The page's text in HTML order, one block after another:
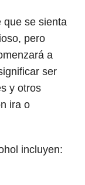
que se sienta
pero
a
ser
y otros
ira o
incluyen: